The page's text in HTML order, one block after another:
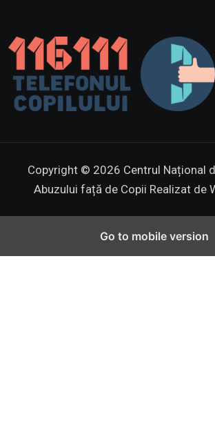
Copyright © 2026 Centrul Național
Abuzului față de Copii Realizat de
Go to mobile version